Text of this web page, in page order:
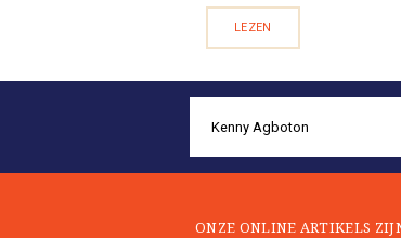
LEZEN
ONZE ONLINE ARTIKELS